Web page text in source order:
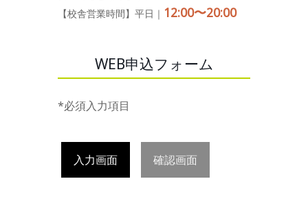
【校舎営業時間】平日｜ 12:00〜20:00
WEB申込フォーム
*必須入力項目
入力画面 確認画面